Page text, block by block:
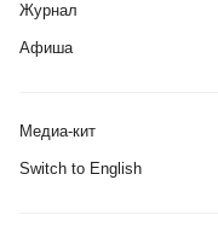
Журнал
Афиша
Медиа-кит
Switch to English